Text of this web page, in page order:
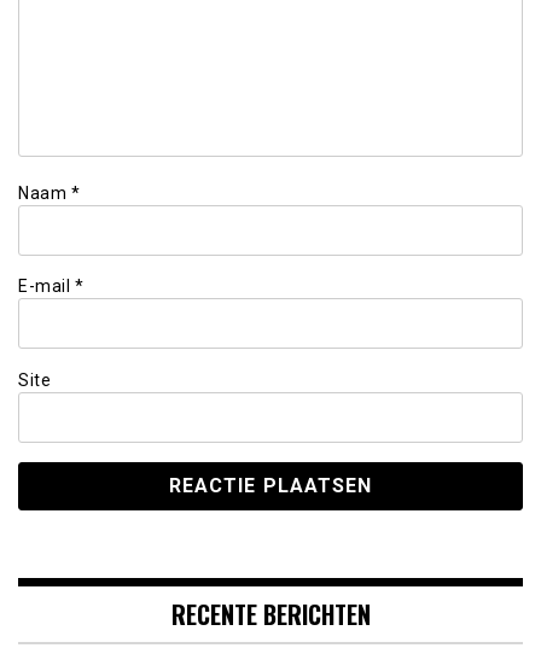
Naam *
E-mail *
Site
RECENTE BERICHTEN